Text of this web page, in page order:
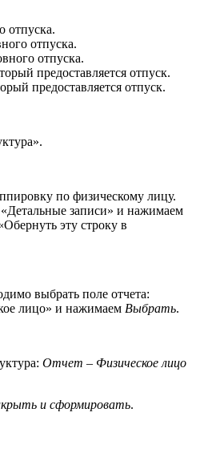
отпуска.
отпуска.
отпуска.
предоставляется отпуск.
предоставляется отпуск.
по физическому лицу.
записи» и нажимаем
эту строку в
выбрать поле отчета:
лицо» и нажимаем Выбрать.
Отчет – Физическое лицо
и сформировать.